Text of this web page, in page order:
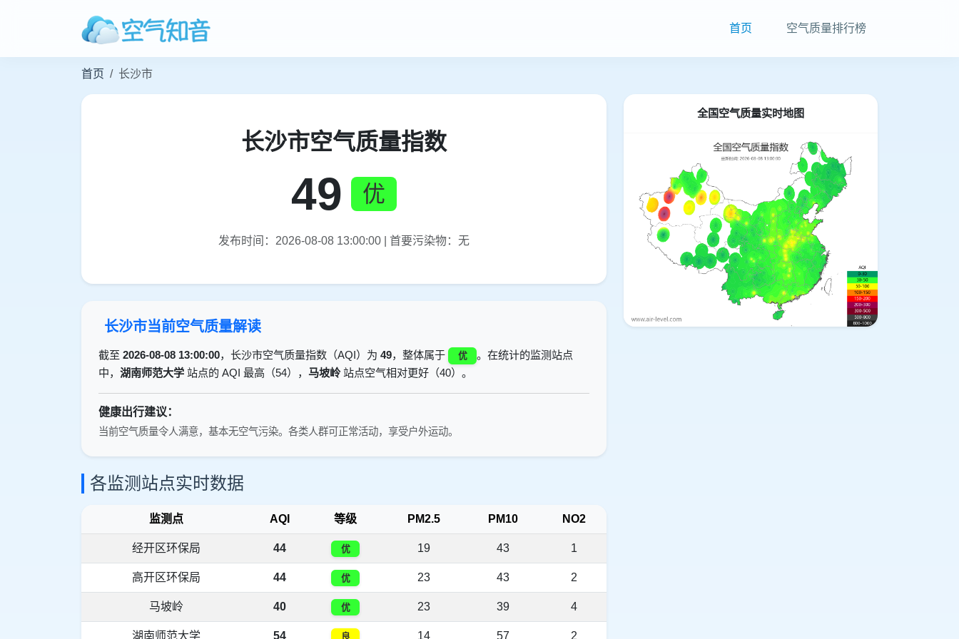
首页 空气质量排行榜
首页 长沙市
长沙市空气质量指数
49 优
发布时间：2026-08-08 13:00:00 | 首要污染物：无
长沙市当前空气质量解读
截至 2026-08-08 13:00:00，长沙市空气质量指数（AQI）为 49，整体属于 优
。在统计的监测站点
中， 湖南师范大学 站点的 AQI 最高（54）， 马坡岭站点空气相对更好（40）。
健康出行建议：
当前空气质量令人满意，基本无空气污染。各类人群可正常活动，享受户外运动。
各监测站点实时数据
监测点 AQI 等级 PM2.5 PM10 NO2
经开区环保局 44 优 19 43 1
高开区环保局 44 优 23 43 2
马坡岭 40 优 23 39 4
湖南师范大学 54 良 14 57 2
全国空气质量实时地图